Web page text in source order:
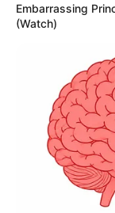
Embarrassing
(Watch)